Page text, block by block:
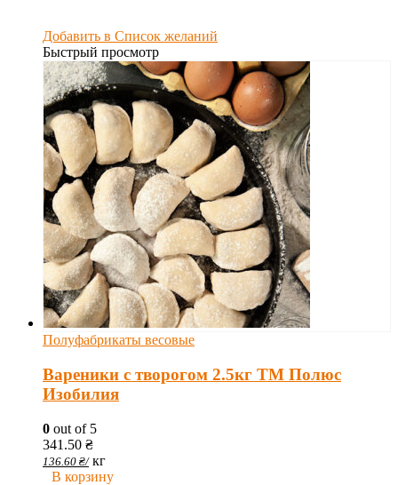
Добавить в Список желаний
Быстрый просмотр
Полуфабрикаты весовые
Вареники с творогом 2.5кг ТМ Полюс
Изобилия
0 out of 5
341.50 ₴
136.60 ₴/ кг
В корзину